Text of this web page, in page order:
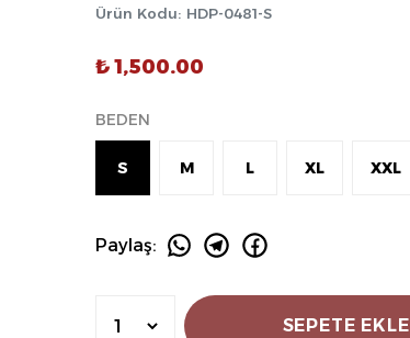
Ürün Kodu: HDP-0481-S
₺ 1,500.00
BEDEN
S M L XL XXL
Paylaş:
SEPETE EKLE